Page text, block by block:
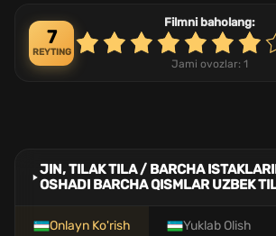
7
REYTING
Filmni baholang:
Jami ovozlar: 1
JIN, TILAK TILA / BARCHA
OSHADI BARCHA QISMLAR UZBEK
Onlayn Ko'rish Yuklab Olish